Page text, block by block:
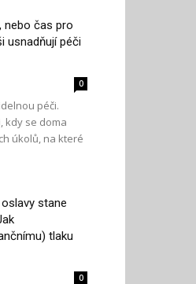
nebo čas pro
usnadňují péči
0
péči.
kdy se doma
úkolů, na které
stane
tlaku
0